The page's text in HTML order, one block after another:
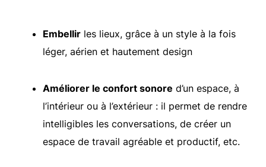
Embellir les lieux, grâce à un style à la fois
léger, aérien et hautement design
Améliorer le confort sonore d’un espace, à
l’intérieur ou à l’extérieur : il permet de rendre
intelligibles les conversations, de créer un
espace de travail agréable et productif, etc.